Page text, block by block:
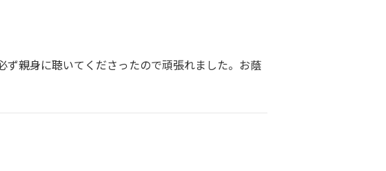
親身に聴いてくださったので頑張れました。お蔭